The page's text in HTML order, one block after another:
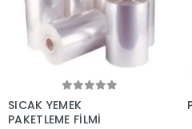
SICAK YEMEK
PAKETLEME FİLMİ